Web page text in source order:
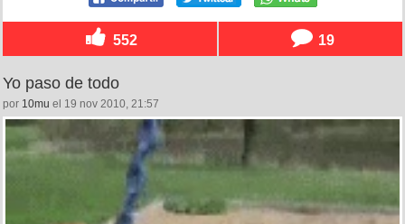
552 19
Yo paso de todo
por 10mu el 19 nov 2010, 21:57